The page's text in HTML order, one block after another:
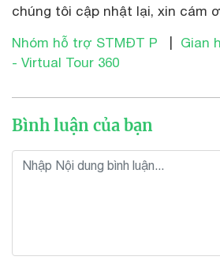
chúng tôi cập nhật lại, xin cám
Nhóm hỗ trợ STMĐT P
Gian
- Virtual Tour 360
Bình luận của bạn